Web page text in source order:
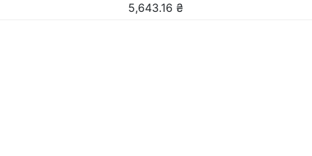
5,643.16 ₴